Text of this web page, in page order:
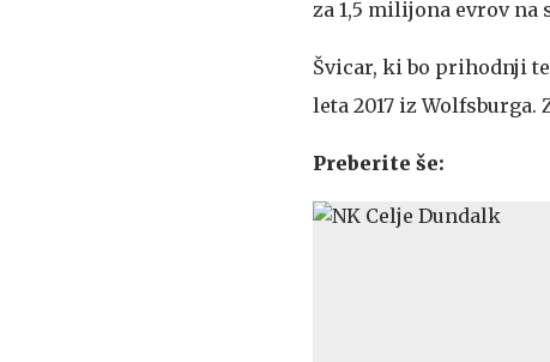
za 1,5 milijona evrov na
Švicar, ki bo prihodnji
leta 2017 iz Wolfsburga.
Preberite še: